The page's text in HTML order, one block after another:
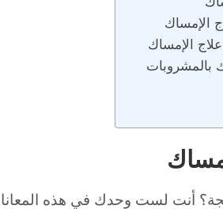
الإمساك
الإمساك
بالمشروبات
أنت لست وحدك في هذه